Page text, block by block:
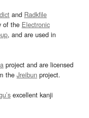
and Radkfile
of the Electronic
, and are used in
project and are licensed
the Jreibun project.
excellent kanji